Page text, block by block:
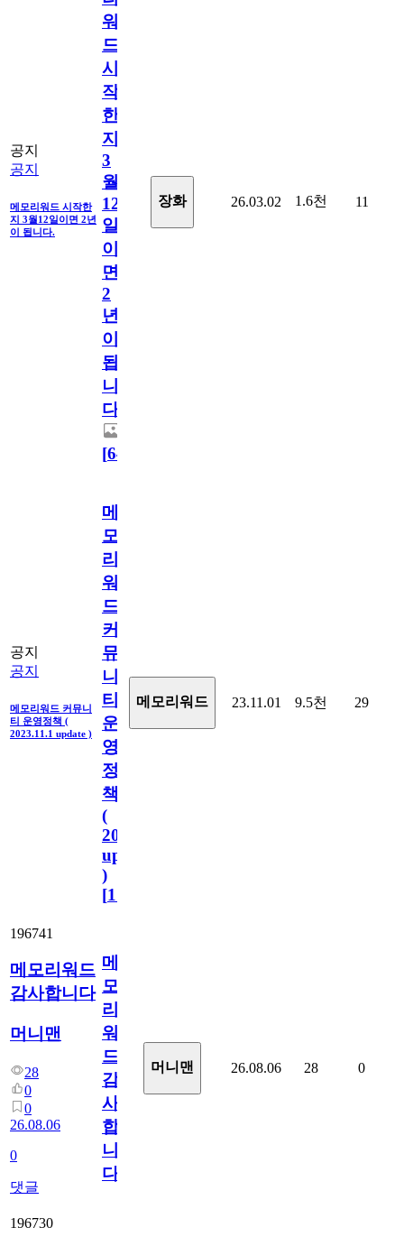
공지
공지
메모리워드 시작한
지 3월12일이면 2년
이 됩니다.
워
드
시
작
한
지
3
월
12
일
이
면
2
년
이
됩
니
다.
[64
장화 26.03.02 1.6천 11
공지
공지
메모리워드 커뮤니
티 운영정책 (
2023.11.1 update )
메
모
리
워
드
커
뮤
니
티
운
영
정
책
(
2023.11.1
update
)
[110
메모리워드 23.11.01 9.5천 29
196741
메모리워드
감사합니다
머니맨
28
0
0
26.08.06
0
댓글
메
모
리
워
드
감
사
합
니
다
머니맨 26.08.06 28 0
196730